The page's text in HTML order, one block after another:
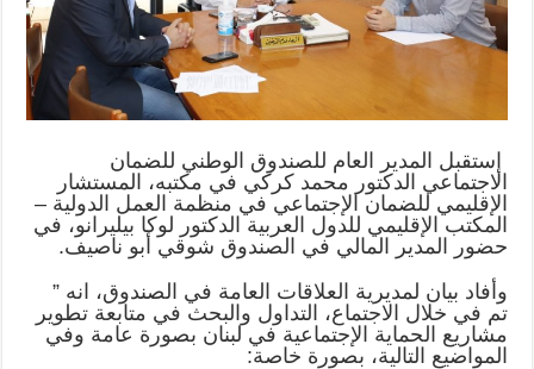
إستقبل المدير العام للصندوق الوطني للضمان
الاجتماعي الدكتور محمد كركي في مكتبه، المستشار
الإقليمي للضمان الإجتماعي في منظمة العمل الدولية –
المكتب الإقليمي للدول العربية الدكتور لوكا بيليرانو، في
حضور المدير المالي في الصندوق شوقي أبو ناصيف.
وأفاد بيان لمديرية العلاقات العامة في الصندوق، انه ”
تم في خلال الاجتماع، التداول والبحث في متابعة تطوير
مشاريع الحماية الإجتماعية في لبنان بصورة عامة وفي
المواضيع التالية، بصورة خاصة: